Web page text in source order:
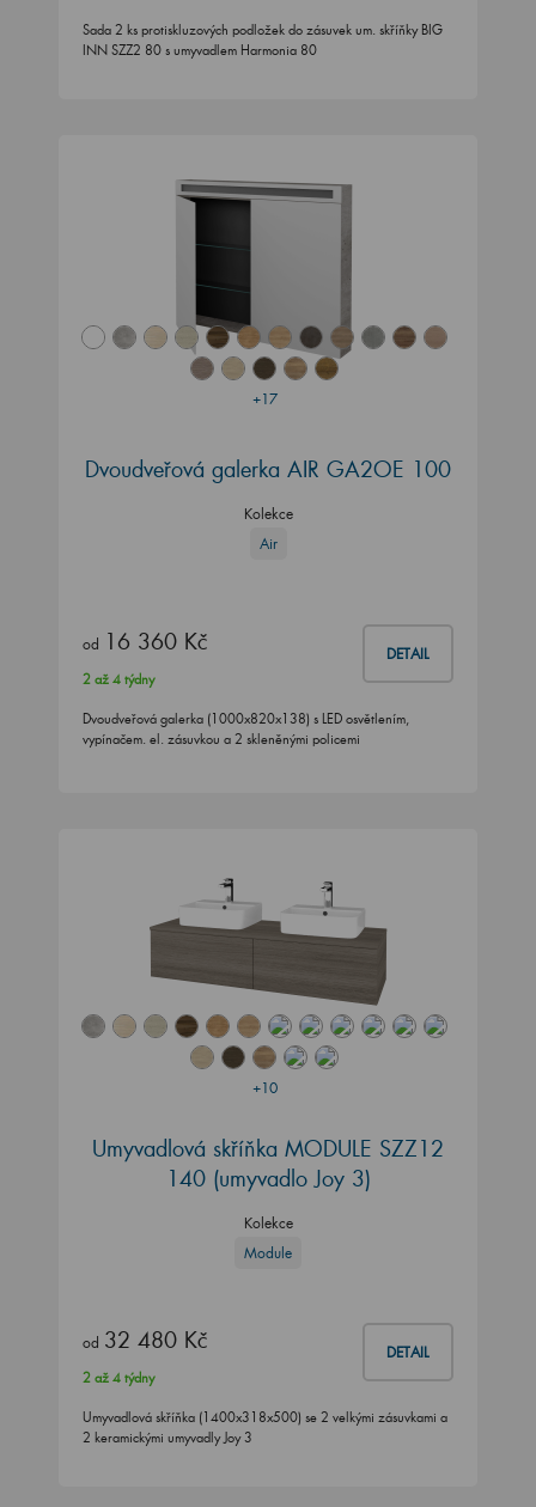
Sada 2 ks protiskluzových podložek do zásuvek um. skříňky BIG
INN SZZ2 80 s umyvadlem Harmonia 80
+17
Dvoudveřová galerka AIR GA2OE 100
Kolekce
Air
od 16 360 Kč DETAIL
2 až 4 týdny
Dvoudveřová galerka (1000x820x138) s LED osvětlením,
vypínačem. el. zásuvkou a 2 skleněnými policemi
+10
Umyvadlová skříňka MODULE SZZ12
140 (umyvadlo Joy 3)
Kolekce
Module
od 32 480 Kč DETAIL
2 až 4 týdny
Umyvadlová skříňka (1400x318x500) se 2 velkými zásuvkami a
2 keramickými umyvadly Joy 3